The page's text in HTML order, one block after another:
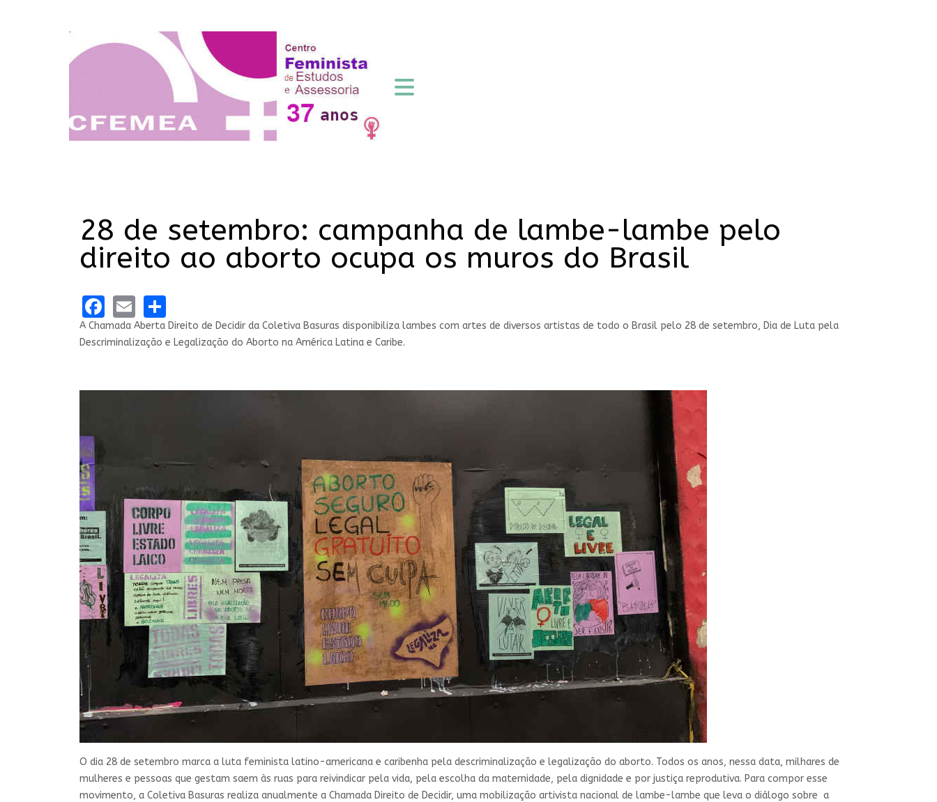
28 de setembro: campanha de lambe-lambe pelo
direito ao aborto ocupa os muros do Brasil
Facebook
Email
A Chamada Aberta Direito de Decidir da Coletiva Basuras disponibiliza lambes com artes de diversos artistas de todo o Brasil pelo 28 de setembro, Dia de Luta pela
Descriminalização e Legalização do Aborto na América Latina e Caribe.
O dia 28 de setembro marca a luta feminista latino-americana e caribenha pela descriminalização e legalização do aborto. Todos os anos, nessa data, milhares de
mulheres e pessoas que gestam saem às ruas para reivindicar pela vida, pela escolha da maternidade, pela dignidade e por justiça reprodutiva. Para compor esse
movimento, a Coletiva Basuras realiza anualmente a Chamada Direito de Decidir, uma mobilização artivista nacional de lambe-lambe que leva o diálogo sobre a